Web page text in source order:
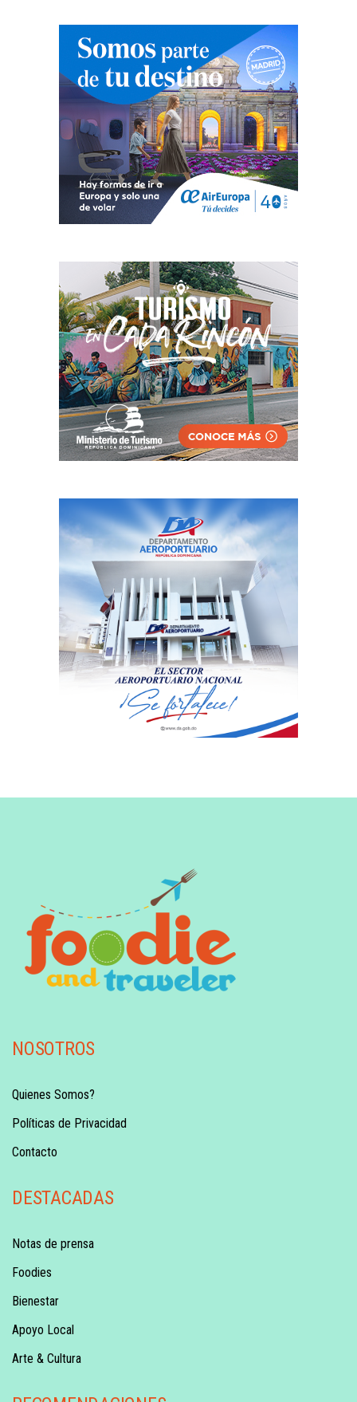
NOSOTROS
Quienes Somos?
Políticas de Privacidad
Contacto
DESTACADAS
Notas de prensa
Foodies
Bienestar
Apoyo Local
Arte & Cultura